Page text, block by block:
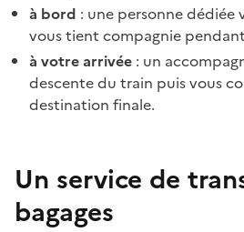
à bord : une personne dédiée
vous tient compagnie
à votre arrivée : un
descente du train puis vous
destination finale.
Un service de
bagages